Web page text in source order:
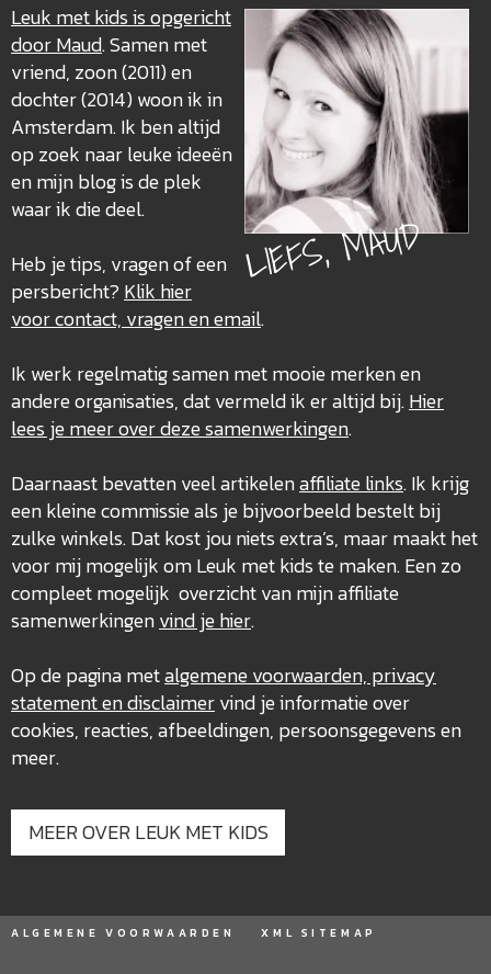
LIEFS, MAUD
Leuk met kids is opgericht
door Maud. Samen met
vriend, zoon (2011) en
dochter (2014) woon ik in
Amsterdam. Ik ben altijd
op zoek naar leuke ideeën
en mijn blog is de plek
waar ik die deel.
Heb je tips, vragen of een
persbericht? Klik hier
voor contact, vragen en email.
Ik werk regelmatig samen met mooie merken en
andere organisaties, dat vermeld ik er altijd bij.Hier
lees je meer over dezesamenwerkingen.
Daarnaast bevatten veel artikelenaffiliate links. Ik krijg
een kleine commissie als je bijvoorbeeld bestelt bij
zulke winkels. Dat kost jou niets extra’s, maar maakt het
voor mij mogelijk om Leuk met kids te maken. Een zo
compleet mogelijk overzicht van mijn affiliate
samenwerkingenvind je hier.
Op de pagina metalgemene voorwaarden, privacy
statement en disclaimervind je informatie over
cookies, reacties, afbeeldingen, persoonsgegevens en
meer.
MEER OVER LEUK MET KIDS
ALGEMENE VOORWAARDEN XML SITEMAP